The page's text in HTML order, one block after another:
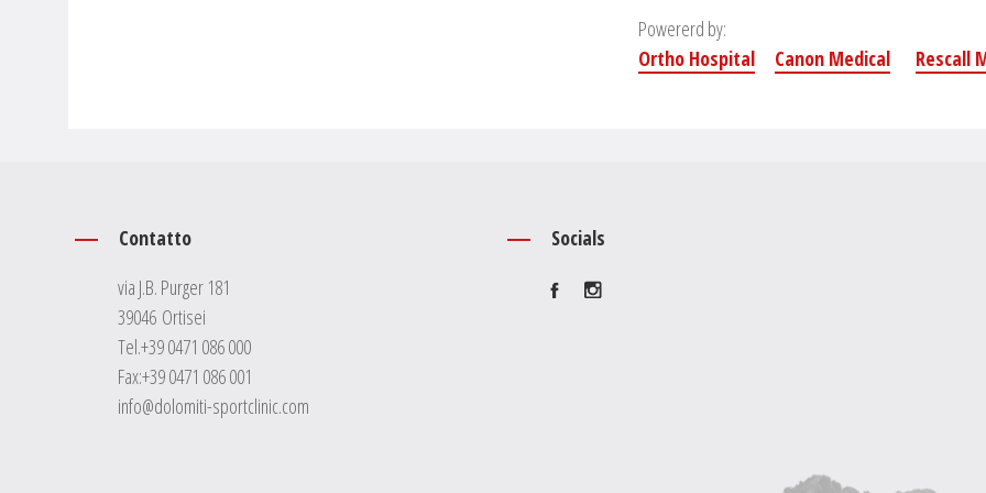
Powererd by:
Ortho Hospital
Canon Medical Rescall
Contatto
via J.B. Purger 181
39046 Ortisei
Tel.+39 0471 086 000
Fax:+39 0471 086 001
info@dolomiti-sportclinic.com
Socials